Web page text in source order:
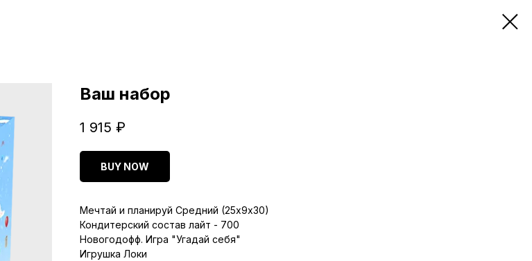
Ваш набор
1 915 ₽
BUY NOW
Мечтай и планируй Средний (25х9х30)
Кондитерский состав лайт - 700
Новогодофф. Игра "Угадай себя"
Игрушка Локи